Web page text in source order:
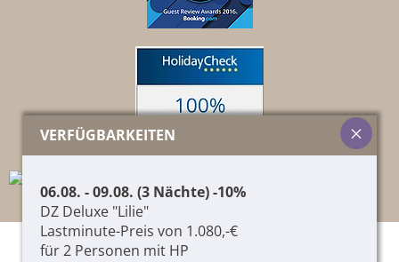
VERFÜGBARKEITEN
06.08. - 09.08. (3 Nächte) -10%
DZ Deluxe "Lilie"
Lastminute-Preis von 1.080,-€
für 2 Personen mit HP
© 2026 Pircher Helene & Co. KG,